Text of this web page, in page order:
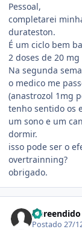
Pessoal,
completarei
durateston.
É um ciclo bem
2 doses de 20
Na segunda
o medico me
(anastrozol 1mg
tenho sentido os
um sono e um
dormir.
isso pode ser o
overtrainning?
obrigado.
Apreendido
Postado27/